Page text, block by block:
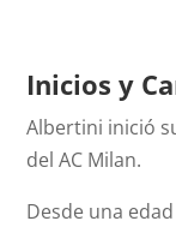
Inicios y
Albertini inició
del AC Milan.
Desde una